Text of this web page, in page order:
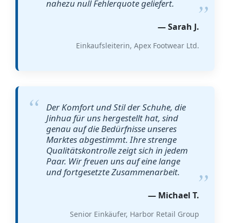
nahezu null Fehlerquote geliefert.
— Sarah J.
Einkaufsleiterin, Apex Footwear Ltd.
Der Komfort und Stil der Schuhe, die
Jinhua für uns hergestellt hat, sind
genau auf die Bedürfnisse unseres
Marktes abgestimmt. Ihre strenge
Qualitätskontrolle zeigt sich in jedem
Paar. Wir freuen uns auf eine lange
und fortgesetzte Zusammenarbeit.
— Michael T.
Senior Einkäufer, Harbor Retail Group